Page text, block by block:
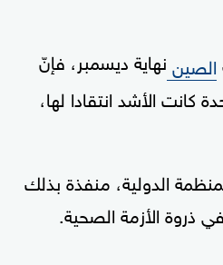
الصين نهاية ديسمبر، فإنّ
كانت الأشد انتقادا لها،
من المنظمة الدولية، منفذة بذلك
ذروة الأزمة الصحية.